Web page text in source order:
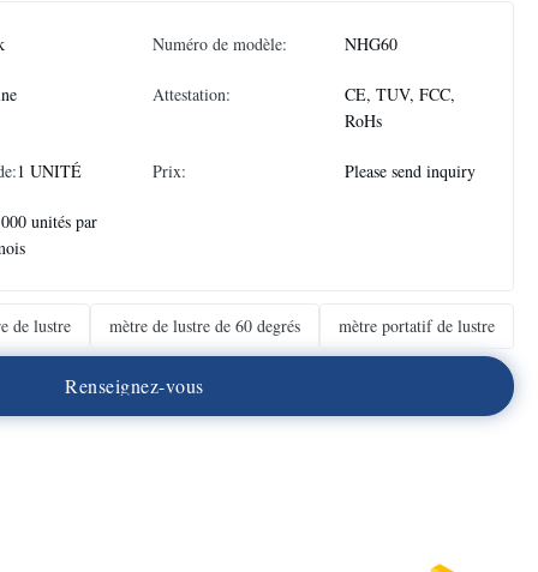
Numéro de modèle: NHG60
Attestation:
CE, TUV, FCC,
RoHs
1 UNITÉ Prix: Please send inquiry
unités par
de lustre mètre de lustre de 60 degrés mètre portatif de lustre
Renseignez-vous